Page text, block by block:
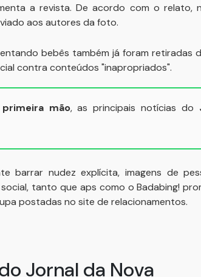
a revista. De acordo com o relato,
aos autores da foto.
bebês também já foram retiradas
contra conteúdos "inapropriados".
primeira mão, as principais notícias do
barrar nudez explícita, imagens de
tanto que aps como o Badabing!
postadas no site de relacionamentos.
Jornal da Nova